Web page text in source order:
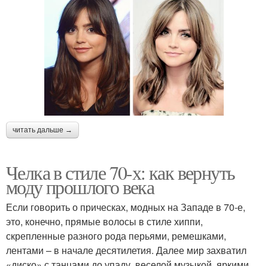
читать дальше →
Челка в стиле 70-х: как вернуть
моду прошлого века
Если говорить о прическах, модных на Западе в 70-е,
это, конечно, прямые волосы в стиле хиппи,
скрепленные разного рода перьями, ремешками,
лентами – в начале десятилетия. Далее мир захватил